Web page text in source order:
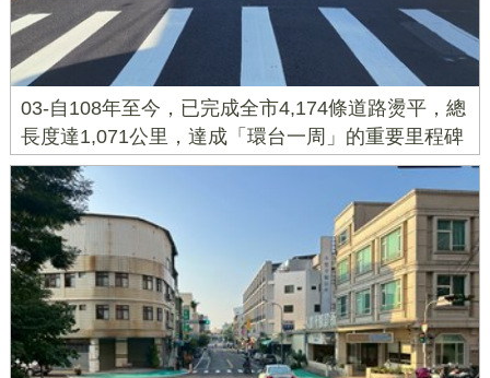
03-自108年至今，已完成全市4,174條道路燙平，總
長度達1,071公里，達成「環台一周」的重要里程碑